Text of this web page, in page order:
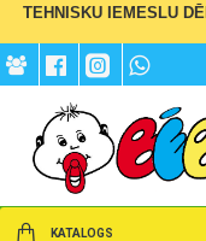
TEHNISKU IEMESLU
KATALOGS